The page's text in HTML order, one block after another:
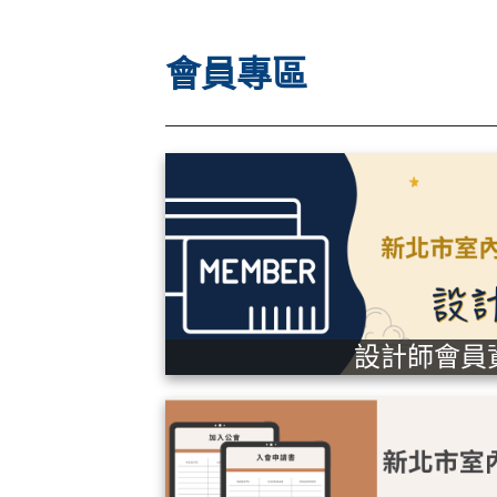
會員專區
設計師會員